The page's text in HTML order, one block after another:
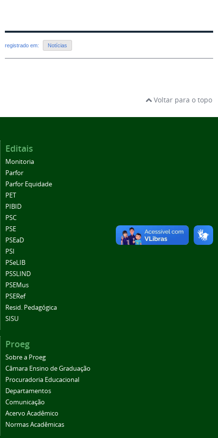
registrado em: Notícias
Voltar para o topo
Editais
Monitoria
Parfor
Parfor Equidade
PET
PIBID
PSC
PSE
PSEaD
PSI
PSeLIB
PSSLIND
PSEMus
PSERef
Resid. Pedagógica
SISU
Proeg
Sobre a Proeg
Câmara Ensino de Graduação
Procuradoria Educacional
Departamentos
Comunicação
Acervo Acadêmico
Normas Acadêmicas